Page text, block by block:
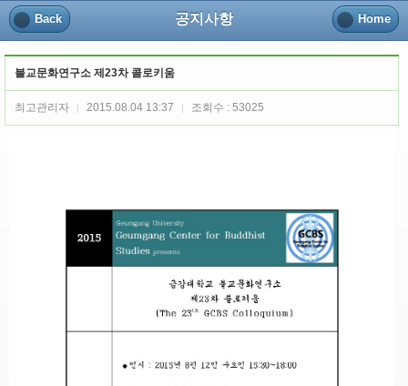
Back 공지사항 Home
불교문화연구소 제23차 콜로키움
최고관리자 2015.08.04 13:37 조회수 : 53025